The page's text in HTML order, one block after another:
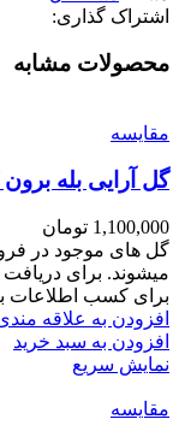
اشتراک گذاری:
محصولات مشابه
مقايسه
گل آرایی بله برون کد
1,100,000 تومان
گل های موجود در
میشوند. برای
برای کسب اطلاعات
افزودن به علاقه
افزودن به سبد خرید
نمایش سریع
مقايسه